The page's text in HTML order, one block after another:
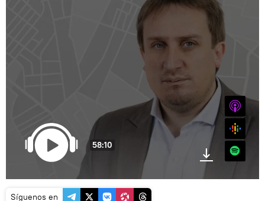
58:10
iTunes
Google
Spotify
Síguenos en